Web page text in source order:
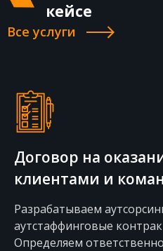
кейсе
Все услуги
Договор на
клиентами и
Разрабатываем
аутстаффинговые
Определяем